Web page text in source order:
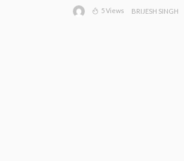
5 Views BRIJESH SINGH